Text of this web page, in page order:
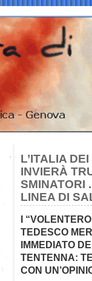
L’ITALIA
INVIERÀ
SMINATORI
LINEA DI
I
TEDESCO
IMMEDIATO
TENTENNA:
CON